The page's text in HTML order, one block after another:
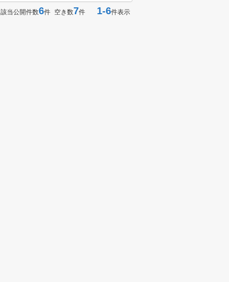
該当公開件数6件 空き数7件 1-6件表示